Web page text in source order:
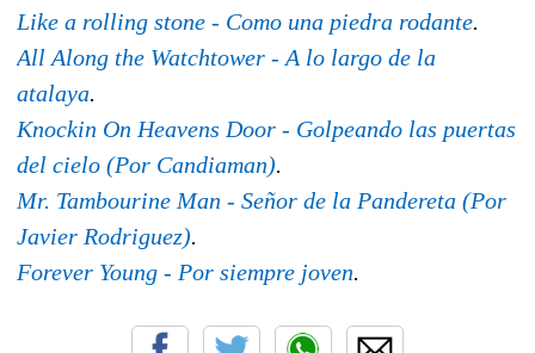
Like a rolling stone - Como una piedra rodante.
All Along the Watchtower - A lo largo de la
atalaya.
Knockin On Heavens Door - Golpeando las puertas
del cielo (Por Candiaman).
Mr. Tambourine Man - Señor de la Pandereta (Por
Javier Rodriguez).
Forever Young - Por siempre joven.